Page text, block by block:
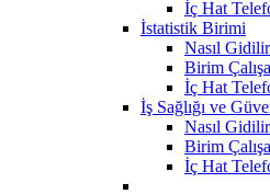
İç Hat
İstatistik Birimi
Nasıl
Birim
İç Hat
İş Sağlığı ve
Nasıl
Birim
İç Hat